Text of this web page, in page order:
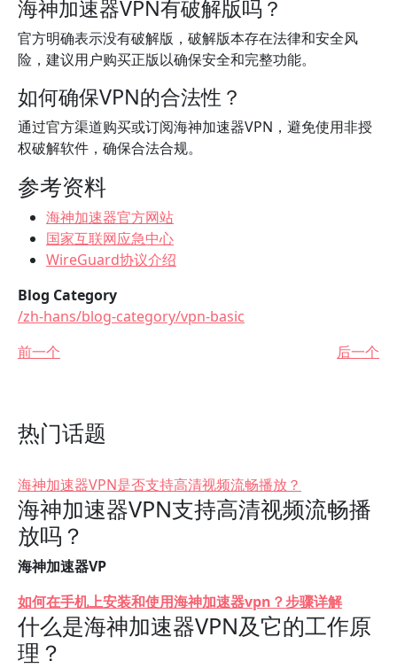
海神加速器VPN有破解版吗？
官方明确表示没有破解版，破解版本存在法律和安全风
险，建议用户购买正版以确保安全和完整功能。
如何确保VPN的合法性？
通过官方渠道购买或订阅海神加速器VPN，避免使用非授
权破解软件，确保合法合规。
参考资料
海神加速器官方网站
国家互联网应急中心
WireGuard协议介绍
Blog Category
/zh-hans/blog-category/vpn-basic
前一个
后一个
热门话题
海神加速器VPN是否支持高清视频流畅播放？
海神加速器VPN支持高清视频流畅播
放吗？
海神加速器VP
如何在手机上安装和使用海神加速器vpn？步骤详解
什么是海神加速器VPN及它的工作原
理？